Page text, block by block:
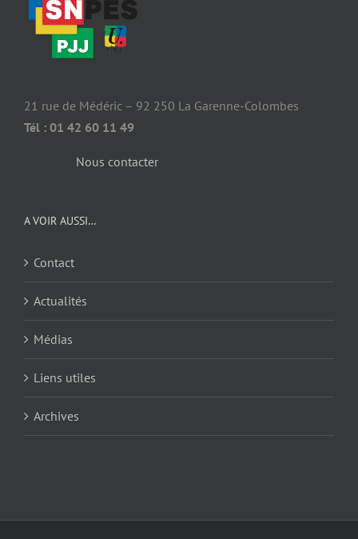
21 rue de Médéric – 92 250 La Garenne-Colombes
Tél : 01 42 60 11 49
Nous contacter
A VOIR AUSSI…
Contact
Actualités
Médias
Liens utiles
Archives